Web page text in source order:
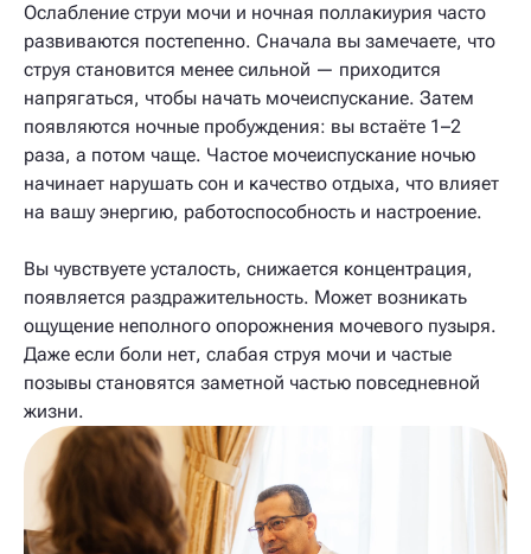
Ослабление струи мочи и ночная поллакиурия часто
развиваются постепенно. Сначала вы замечаете, что
струя становится менее сильной — приходится
напрягаться, чтобы начать мочеиспускание. Затем
появляются ночные пробуждения: вы встаёте 1–2
раза, а потом чаще. Частое мочеиспускание ночью
начинает нарушать сон и качество отдыха, что влияет
на вашу энергию, работоспособность и настроение.
Вы чувствуете усталость, снижается концентрация,
появляется раздражительность. Может возникать
ощущение неполного опорожнения мочевого пузыря.
Даже если боли нет, слабая струя мочи и частые
позывы становятся заметной частью повседневной
жизни.